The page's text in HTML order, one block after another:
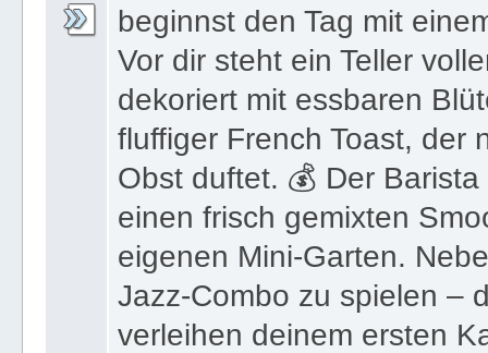
beginnst den Tag mit
Vor dir steht ein Teller
dekoriert mit essbaren
fluffiger French Toast, der
Obst duftet. 💰 Der
einen frisch gemixten
eigenen Mini-Garten.
Jazz-Combo zu spielen –
verleihen deinem ersten